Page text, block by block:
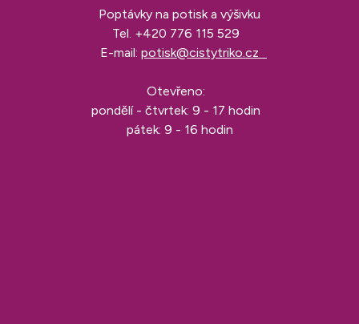
Poptávky na potisk a výšivku
Tel. +420 776 115 529
E-mail: potisk@cistytriko.cz
Otevřeno:
pondělí - čtvrtek: 9 - 17 hodin
pátek: 9 - 16 hodin